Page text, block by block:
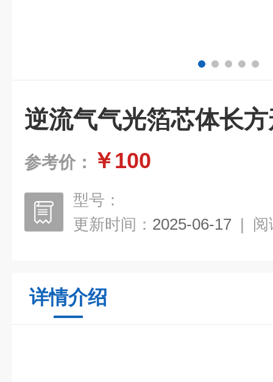
逆流气气光箔芯体长
参考价： ￥100
型号：
更新时间： 2025-06-17 | 阅
详情介绍